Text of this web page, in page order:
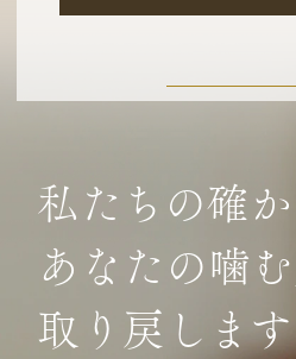
私たちの確か
あなたの噛
取り戻します